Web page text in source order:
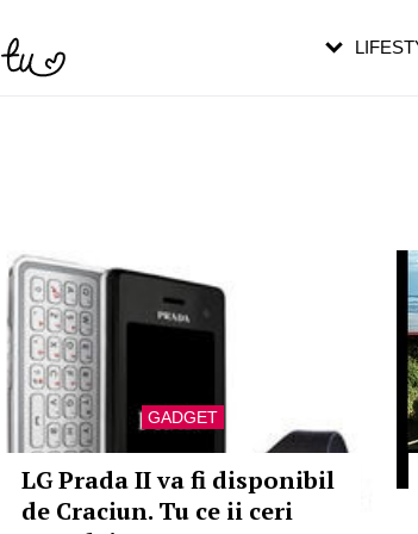
GADGET
LG Prada II va fi disponibil
de Craciun. Tu ce ii ceri
pe măsură ce înaintezi în vârstă